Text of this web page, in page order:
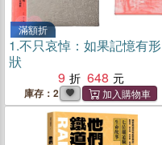
滿額折
1.不只哀悼：如果記憶有形
狀
9
648
庫存：2